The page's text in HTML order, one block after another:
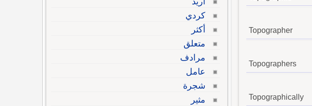
Topographer
Topographers
Topographically
كردي
أكثر
متعلق
مرادف
عامل
شجرة
مثير